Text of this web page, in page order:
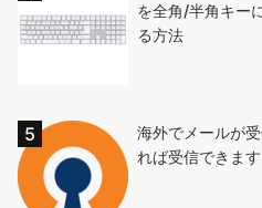
を全角/半角キー
る方法
海外でメールが
れば受信できます